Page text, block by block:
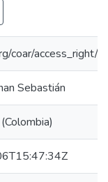
coar/access_right/
Sebastián